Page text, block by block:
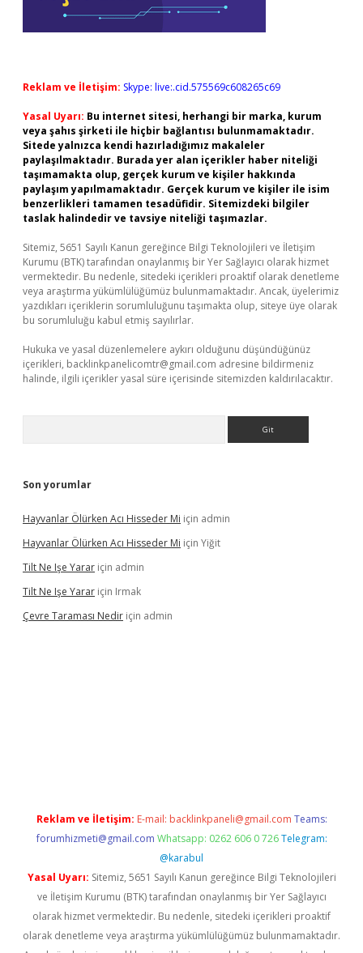
Reklam ve İletişim: Skype: live:.cid.575569c608265c69
Yasal Uyarı: Bu internet sitesi, herhangi bir marka, kurum
veya şahıs şirketi ile hiçbir bağlantısı bulunmamaktadır.
Sitede yalnızca kendi hazırladığımız makaleler
paylaşılmaktadır. Burada yer alan içerikler haber niteliği
taşımamakta olup, gerçek kurum ve kişiler hakkında
paylaşım yapılmamaktadır. Gerçek kurum ve kişiler ile isim
benzerlikleri tamamen tesadüfidir. Sitemizdeki bilgiler
taslak halindedir ve tavsiye niteliği taşımazlar.
Sitemiz, 5651 Sayılı Kanun gereğince Bilgi Teknolojileri ve İletişim
Kurumu (BTK) tarafından onaylanmış bir Yer Sağlayıcı olarak hizmet
vermektedir. Bu nedenle, sitedeki içerikleri proaktif olarak denetleme
veya araştırma yükümlülüğümüz bulunmamaktadır. Ancak, üyelerimiz
yazdıkları içeriklerin sorumluluğunu taşımakta olup, siteye üye olarak
bu sorumluluğu kabul etmiş sayılırlar.
Hukuka ve yasal düzenlemelere aykırı olduğunu düşündüğünüz
içerikleri, backlinkpanelicomtr@gmail.com adresine bildirmeniz
halinde, ilgili içerikler yasal süre içerisinde sitemizden kaldırılacaktır.
Son yorumlar
Hayvanlar Ölürken Acı Hisseder Mi için admin
Hayvanlar Ölürken Acı Hisseder Mi için Yiğit
Tilt Ne Işe Yarar için admin
Tilt Ne Işe Yarar için Irmak
Çevre Taraması Nedir için admin
Reklam ve İletişim: E-mail: backlinkpaneli@gmail.com Teams:
forumhizmeti@gmail.com Whatsapp: 0262 606 0 726 Telegram:
@karabul
Yasal Uyarı: Sitemiz, 5651 Sayılı Kanun gereğince Bilgi Teknolojileri
ve İletişim Kurumu (BTK) tarafından onaylanmış bir Yer Sağlayıcı
olarak hizmet vermektedir. Bu nedenle, sitedeki içerikleri proaktif
olarak denetleme veya araştırma yükümlülüğümüz bulunmamaktadır.